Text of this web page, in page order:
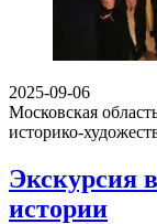
2025-09-06
Московская
историко-
Экскурсия
истории